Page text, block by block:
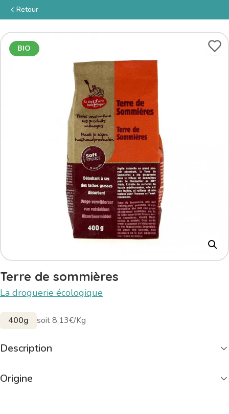
Retour
BIO
Terre de sommières
La droguerie écologique
400g soit 8,13€/Kg
Description
Origine